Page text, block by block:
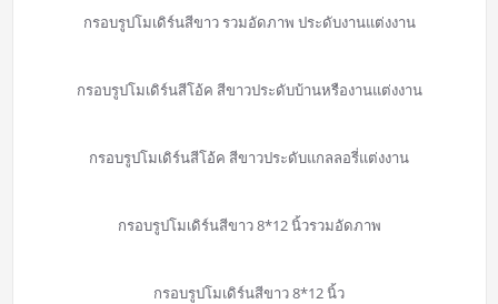
กรอบรูปโมเดิร์นสีขาว รวมอัดภาพ ประดับงานแต่งงาน
กรอบรูปโมเดิร์นสีโอ้ค สีขาวประดับบ้านหรืองานแต่งงาน
กรอบรูปโมเดิร์นสีโอ้ค สีขาวประดับแกลลอรี่แต่งงาน
กรอบรูปโมเดิร์นสีขาว 8*12 นิ้วรวมอัดภาพ
กรอบรูปโมเดิร์นสีขาว 8*12 นิ้ว